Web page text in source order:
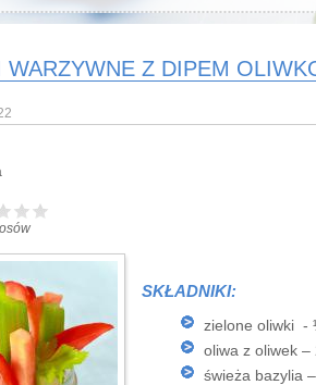
WARZYWNE Z DIPEM
SKŁADNIKI:
zielone oliwki -
oliwa z oliwek –
świeża bazylia